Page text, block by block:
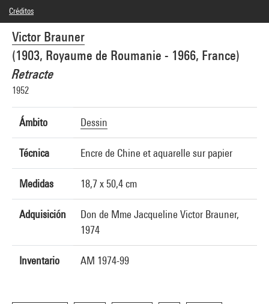
Victor Brauner
(1903, Royaume de Roumanie - 1966, France)
Retracte
1952
Ámbito Dessin
Técnica Encre de Chine et aquarelle sur papier
Medidas 18,7 x 50,4 cm
Adquisición
Don de Mme Jacqueline Victor Brauner,
1974
Inventario AM 1974-99
Créditos
© Adagp, Paris
Créditos fotográficos : Philippe Migeat - Centre Pompidou, MNAM-CCI
Referencia de la imagen : 4R03243 [2000 CX 0183]